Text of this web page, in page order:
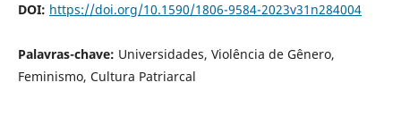
DOI: https://doi.org/10.1590/1806-9584-2023v31n284004
Palavras-chave: Universidades, Violência de Gênero,
Feminismo, Cultura Patriarcal